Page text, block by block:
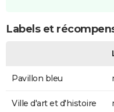
Labels et
Pavillon bleu
Ville d'art et d'histoire